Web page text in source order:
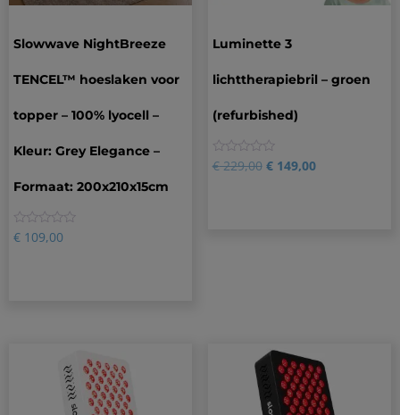
Slowwave NightBreeze
TENCEL™ hoeslaken voor
topper – 100% lyocell –
Kleur: Grey Elegance –
Formaat: 200x210x15cm
0
€ 109,00
Luminette 3
lichttherapiebril – groen
(refurbished)
0
€229,00 €149,00